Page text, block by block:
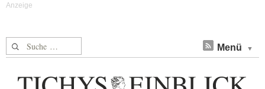
Suche nach: Menü